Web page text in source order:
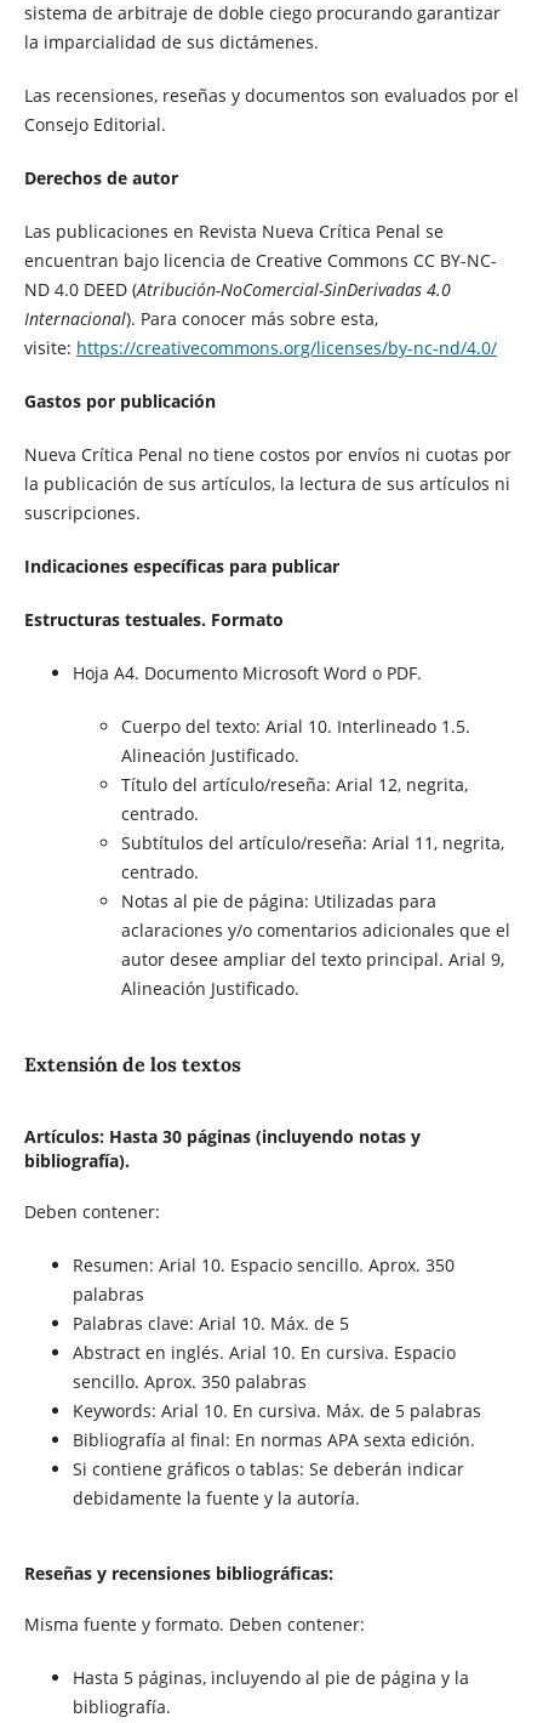
sistema de arbitraje de doble ciego procurando garantizar
la imparcialidad de sus dictámenes.
Las recensiones, reseñas y documentos son evaluados por el
Consejo Editorial.
Derechos de autor
Las publicaciones en Revista Nueva Crítica Penal se
encuentran bajo licencia de Creative Commons CC BY-NC-
ND 4.0 DEED (Atribución-NoComercial-SinDerivadas 4.0
Internacional). Para conocer más sobre esta,
visite: https://creativecommons.org/licenses/by-nc-nd/4.0/
Gastos por publicación
Nueva Crítica Penal no tiene costos por envíos ni cuotas por
la publicación de sus artículos, la lectura de sus artículos ni
suscripciones.
Indicaciones específicas para publicar
Estructuras testuales. Formato
Hoja A4. Documento Microsoft Word o PDF.
Cuerpo del texto: Arial 10. Interlineado 1.5.
Alineación Justificado.
Título del artículo/reseña: Arial 12, negrita,
centrado.
Subtítulos del artículo/reseña: Arial 11, negrita,
centrado.
Notas al pie de página: Utilizadas para
aclaraciones y/o comentarios adicionales que el
autor desee ampliar del texto principal. Arial 9,
Alineación Justificado.
Extensión de los textos
Artículos: Hasta 30 páginas (incluyendo notas y
bibliografía).
Deben contener:
Resumen: Arial 10. Espacio sencillo. Aprox. 350
palabras
Palabras clave: Arial 10. Máx. de 5
Abstract en inglés. Arial 10. En cursiva. Espacio
sencillo. Aprox. 350 palabras
Keywords: Arial 10. En cursiva. Máx. de 5 palabras
Bibliografía al final: En normas APA sexta edición.
Si contiene gráficos o tablas: Se deberán indicar
debidamente la fuente y la autoría.
Reseñas y recensiones bibliográficas:
Misma fuente y formato. Deben contener:
Hasta 5 páginas, incluyendo al pie de página y la
bibliografía.